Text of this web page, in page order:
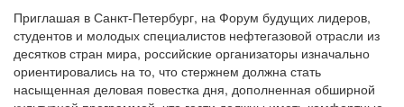
Приглашая в Санкт-Петербург, на Форум будущих лидеров,
студентов и молодых специалистов нефтегазовой отрасли из
десятков стран мира, российские организаторы изначально
ориентировались на то, что стержнем должна стать
насыщенная деловая повестка дня, дополненная обширной